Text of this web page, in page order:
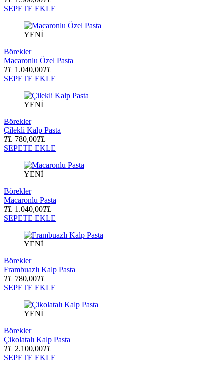
SEPETE EKLE
YENİ
Börekler
Macaronlu Özel Pasta
TL 1.040,00TL
SEPETE EKLE
YENİ
Börekler
Çilekli Kalp Pasta
TL 780,00TL
SEPETE EKLE
YENİ
Börekler
Macaronlu Pasta
TL 1.040,00TL
SEPETE EKLE
YENİ
Börekler
Frambuazlı Kalp Pasta
TL 780,00TL
SEPETE EKLE
YENİ
Börekler
Çikolatalı Kalp Pasta
TL 2.100,00TL
SEPETE EKLE